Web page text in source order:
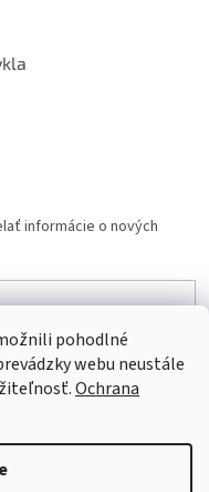
pohodlné
webu neustále
Ochrana
informácie o nových